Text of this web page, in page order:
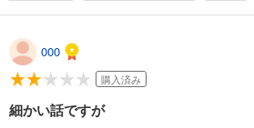
000
購入済み
細かい話ですが